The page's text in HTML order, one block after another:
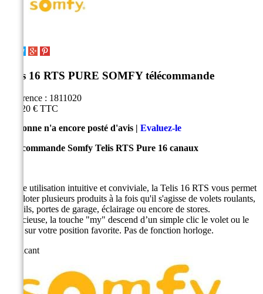
Telis 16 RTS PURE SOMFY télécommande
Référence : 1811020
167,20 € TTC
Personne n'a encore posté d'avis | Evaluez-le
Télécommande Somfy Telis RTS Pure 16 canaux
D'une utilisation intuitive et conviviale, la Telis 16 RTS vous permet
de piloter plusieurs produits à la fois qu'il s'agisse de volets roulants,
portails, portes de garage, éclairage ou encore de stores.
Astucieuse, la touche "my" descend d’un simple clic le volet ou le
store sur votre position favorite. Pas de fonction horloge.
Fabricant